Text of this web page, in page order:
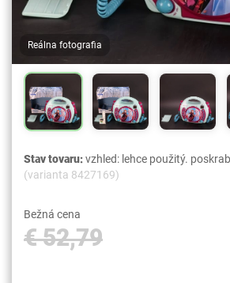
Reálna fotografia
Stav tovaru:vzhled: lehce použitý.
(varianta 8427169)
Bežná cena
€ 52,79